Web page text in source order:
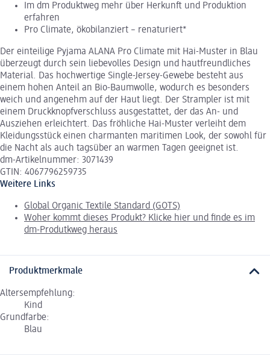
Im dm Produktweg mehr über Herkunft und Produktion
erfahren
Pro Climate, ökobilanziert – renaturiert*
Der einteilige Pyjama ALANA Pro Climate mit Hai-Muster in Blau
überzeugt durch sein liebevolles Design und hautfreundliches
Material. Das hochwertige Single-Jersey-Gewebe besteht aus
einem hohen Anteil an Bio-Baumwolle, wodurch es besonders
weich und angenehm auf der Haut liegt. Der Strampler ist mit
einem Druckknopfverschluss ausgestattet, der das An- und
Ausziehen erleichtert. Das fröhliche Hai-Muster verleiht dem
Kleidungsstück einen charmanten maritimen Look, der sowohl für
die Nacht als auch tagsüber an warmen Tagen geeignet ist.
dm-Artikelnummer: 3071439
GTIN: 4067796259735
Weitere Links
Global Organic Textile Standard (GOTS)
Woher kommt dieses Produkt? Klicke hier und finde es im
dm-Produtkweg heraus
Produktmerkmale
Altersempfehlung:
Kind
Grundfarbe:
Blau